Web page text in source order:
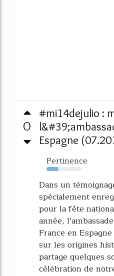
0
#mi14dejulio :
Espagne
Pertinence
33%
Dans un
spécialement
pour la fête
année,
France en
sur les origines
partage quelques
célébration de